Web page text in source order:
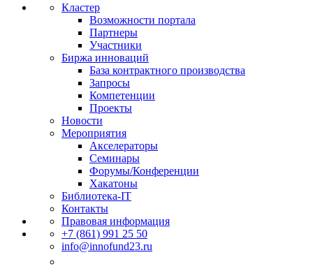
Кластер
Возможности портала
Партнеры
Участники
Биржа инноваций
База контрактного производства
Запросы
Компетенции
Проекты
Новости
Мероприятия
Акселераторы
Семинары
Форумы/Конференции
Хакатоны
Библиотека-IT
Контакты
Правовая информация
+7 (861) 991 25 50
info@innofund23.ru